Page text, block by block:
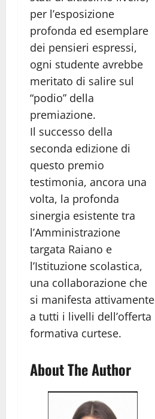
per l’esposizione
profonda ed esemplare
dei pensieri espressi,
ogni studente avrebbe
meritato di salire sul
“podio” della
premiazione.
Il successo della
seconda edizione di
questo premio
testimonia, ancora una
volta, la profonda
sinergia esistente tra
l’Amministrazione
targata Raiano e
l’Istituzione scolastica,
una collaborazione che
si manifesta attivamente
a tutti i livelli dell’offerta
formativa curtese.
About The Author